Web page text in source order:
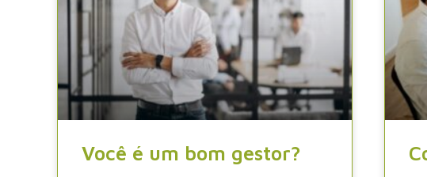
Você é um bom gestor?